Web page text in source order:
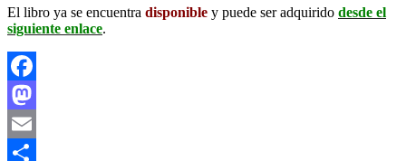
El libro ya se encuentra disponible y puede ser adquirido desde el
siguiente enlace.
Facebook
Mastodon
Email